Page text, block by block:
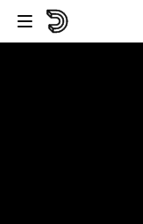
Pular para o player
Ir para o conteúdo